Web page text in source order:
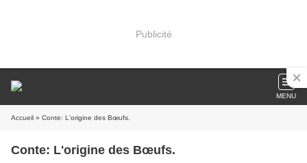
Publicité
MENU
Accueil » Conte: L'origine des Bœufs.
Conte: L'origine des Bœufs.